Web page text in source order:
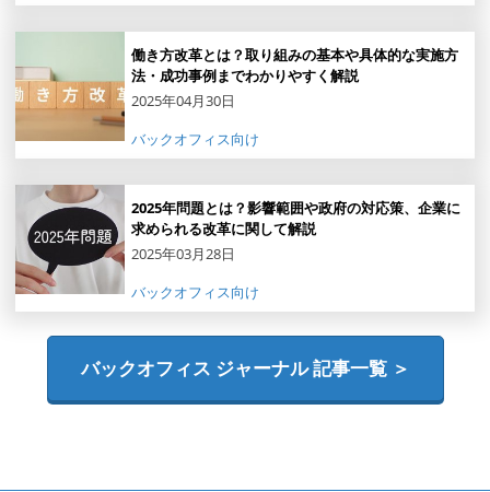
働き方改革とは？取り組みの基本や具体的な実施方
法・成功事例までわかりやすく解説
2025年04月30日
バックオフィス向け
2025年問題とは？影響範囲や政府の対応策、企業に
求められる改革に関して解説
2025年03月28日
バックオフィス向け
バックオフィス ジャーナル 記事一覧 ＞